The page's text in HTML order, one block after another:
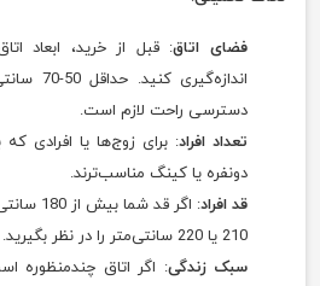
فضای اتاق: قبل از خرید، ابعاد
دسترسی راحت لازم است.
تعداد افراد: برای زوج‌ها یا افرادی
دونفره یا کینگ مناسب‌ترند.
قد افراد
: اگر قد
210 یا 220 سانتی‌متر را در نظر بگیرید.
سبک زندگی: اگر اتاق چندمنظوره